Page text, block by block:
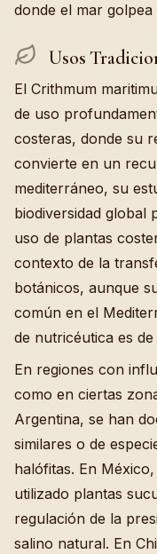
donde el mar
Usos
El Crithmum
de uso
costeras, donde su
convierte en un
mediterráneo, su
biodiversidad global
uso de plantas
contexto de la
botánicos, aunque
común en el
de nutricéutica es
En regiones con
como en ciertas
Argentina, se han
similares o de
halófitas. En
utilizado plantas
regulación de la
salino natural. En